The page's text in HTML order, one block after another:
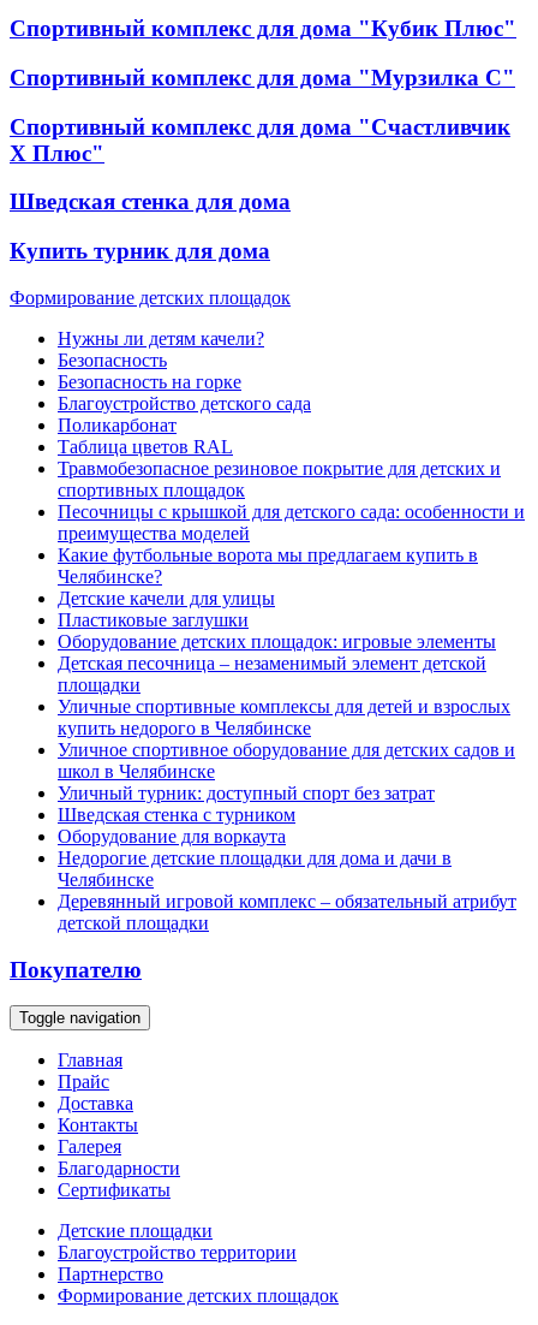
Спортивный комплекс для дома "Кубик Плюс"
Спортивный комплекс для дома "Мурзилка С"
Спортивный комплекс для дома "Счастливчик
Х Плюс"
Шведская стенка для дома
Купить турник для дома
Формирование детских площадок
Нужны ли детям качели?
Безопасность
Безопасность на горке
Благоустройство детского сада
Поликарбонат
Таблица цветов RAL
Травмобезопасное резиновое покрытие для детских и
спортивных площадок
Песочницы с крышкой для детского сада: особенности и
преимущества моделей
Какие футбольные ворота мы предлагаем купить в
Челябинске?
Детские качели для улицы
Пластиковые заглушки
Оборудование детских площадок: игровые элементы
Детская песочница – незаменимый элемент детской
площадки
Уличные спортивные комплексы для детей и взрослых
купить недорого в Челябинске
Уличное спортивное оборудование для детских садов и
школ в Челябинске
Уличный турник: доступный спорт без затрат
Шведская стенка с турником
Оборудование для воркаута
Недорогие детские площадки для дома и дачи в
Челябинске
Деревянный игровой комплекс – обязательный атрибут
детской площадки
Покупателю
Toggle navigation
Главная
Прайс
Доставка
Контакты
Галерея
Благодарности
Сертификаты
Детские площадки
Благоустройство территории
Партнерство
Формирование детских площадок